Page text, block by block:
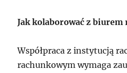
Jak kolaborować z biurem
Współpraca z instytucją
rachunkowym wymaga